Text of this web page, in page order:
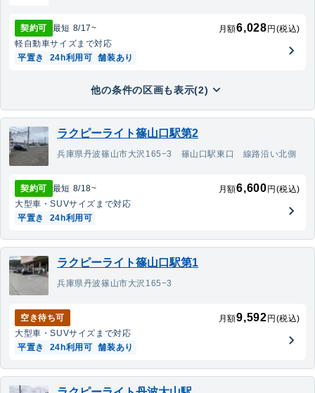
契約可 最短 8/17~ 月額6,028 円(税込)
軽自動車サイズまで対応
平置き
24h利用可 舗装あり
他の条件の区画も表示(2)
ラクピーライト篠山口駅第2
兵庫県丹波篠山市大沢165−3 篠山口駅東口 線路沿い北側
契約可 最短 8/18~ 月額6,600 円(税込)
大型車・SUVサイズまで対応
平置き
24h利用可
ラクピーライト篠山口駅第1
兵庫県丹波篠山市大沢165−3
空き待ち可 月額9,592 円(税込)
大型車・SUVサイズまで対応
平置き
24h利用可 舗装あり